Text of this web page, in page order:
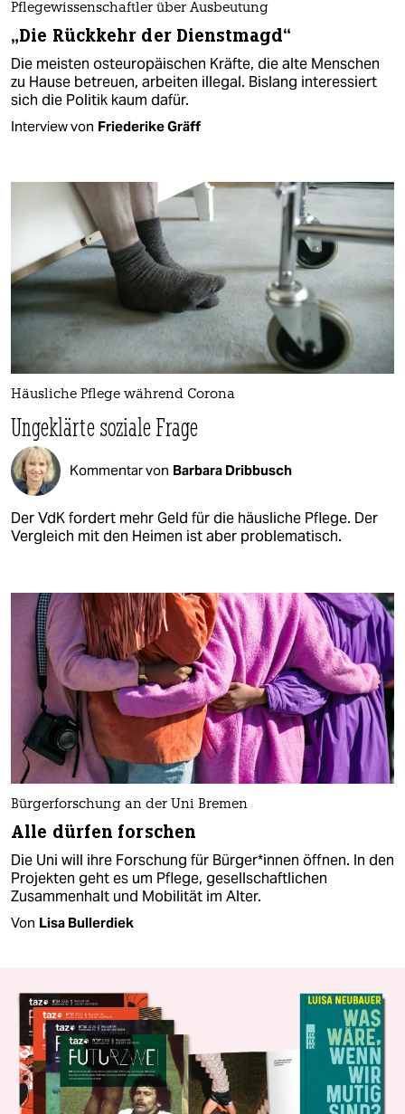
Pflegewissenschaftler über Ausbeutung
„Die Rückkehr der Dienstmagd“
Die meisten osteuropäischen Kräfte, die alte Menschen
zu Hause betreuen, arbeiten illegal. Bislang interessiert
sich die Politik kaum dafür.
Interview von Friederike Gräff
Häusliche Pflege während Corona
Ungeklärte soziale Frage
Kommentar von Barbara Dribbusch
Der VdK fordert mehr Geld für die häusliche Pflege. Der
Vergleich mit den Heimen ist aber problematisch.
Bür­ge­r­for­schung an der Uni Bremen
Alle dürfen forschen
Die Uni will ihre Forschung für Bür­ge­r*in­nen öffnen. In den
Projekten geht es um Pflege, gesellschaftlichen
Zusammenhalt und Mobilität im Alter.
Von Lisa Bullerdiek